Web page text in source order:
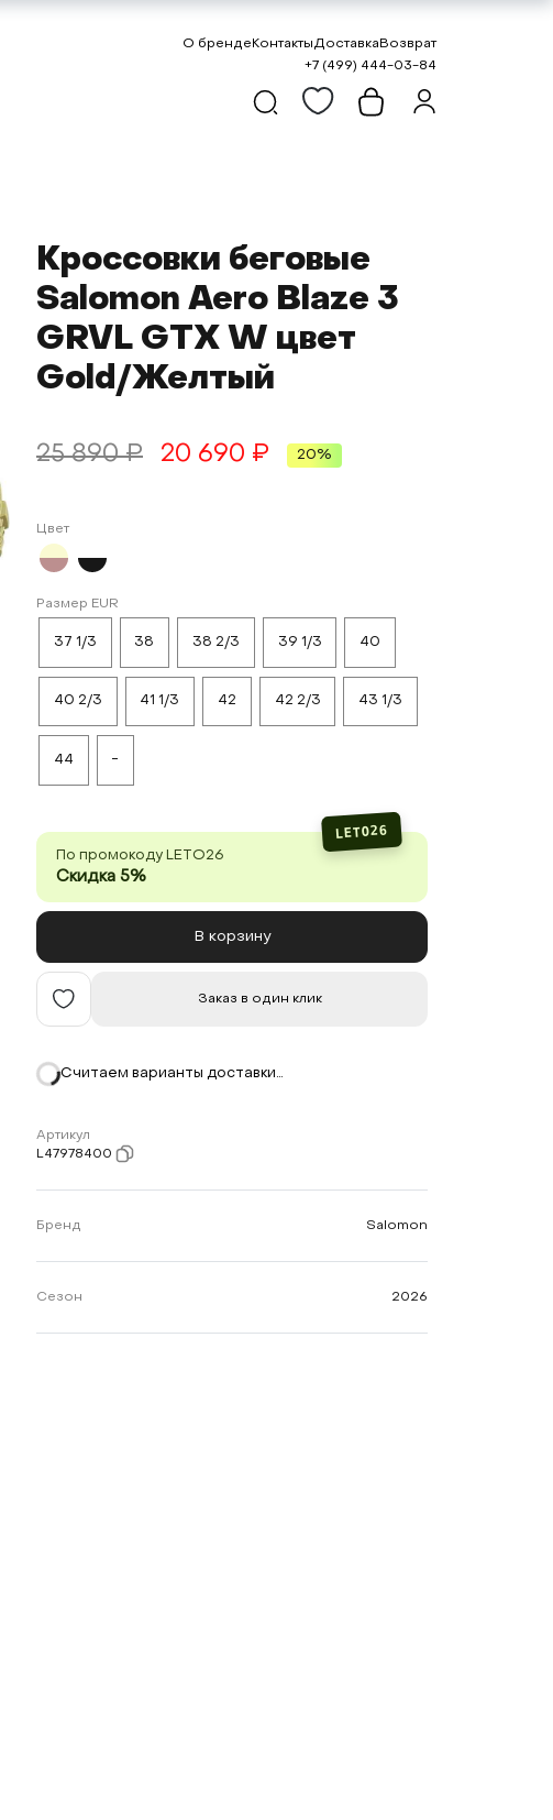
О бренде КонтактыДоставка Возврат
+7 (499) 444-03-84
Кроссовки беговые
Salomon Aero Blaze 3
GRVL GTX W цвет
Gold/Желтый
25 890 ₽ 20 690 ₽ 20%
Цвет
Размер EUR
37 1/3 38 38 2/3 39 1/3 40
40 2/3 41 1/3 42 42 2/3 43 1/3
44 -
LETO26
По промокоду LETO26
Скидка 5%
В корзину
Заказ в один клик
Считаем варианты доставки…
Артикул
L47978400
Бренд Salomon
Сезон 2026